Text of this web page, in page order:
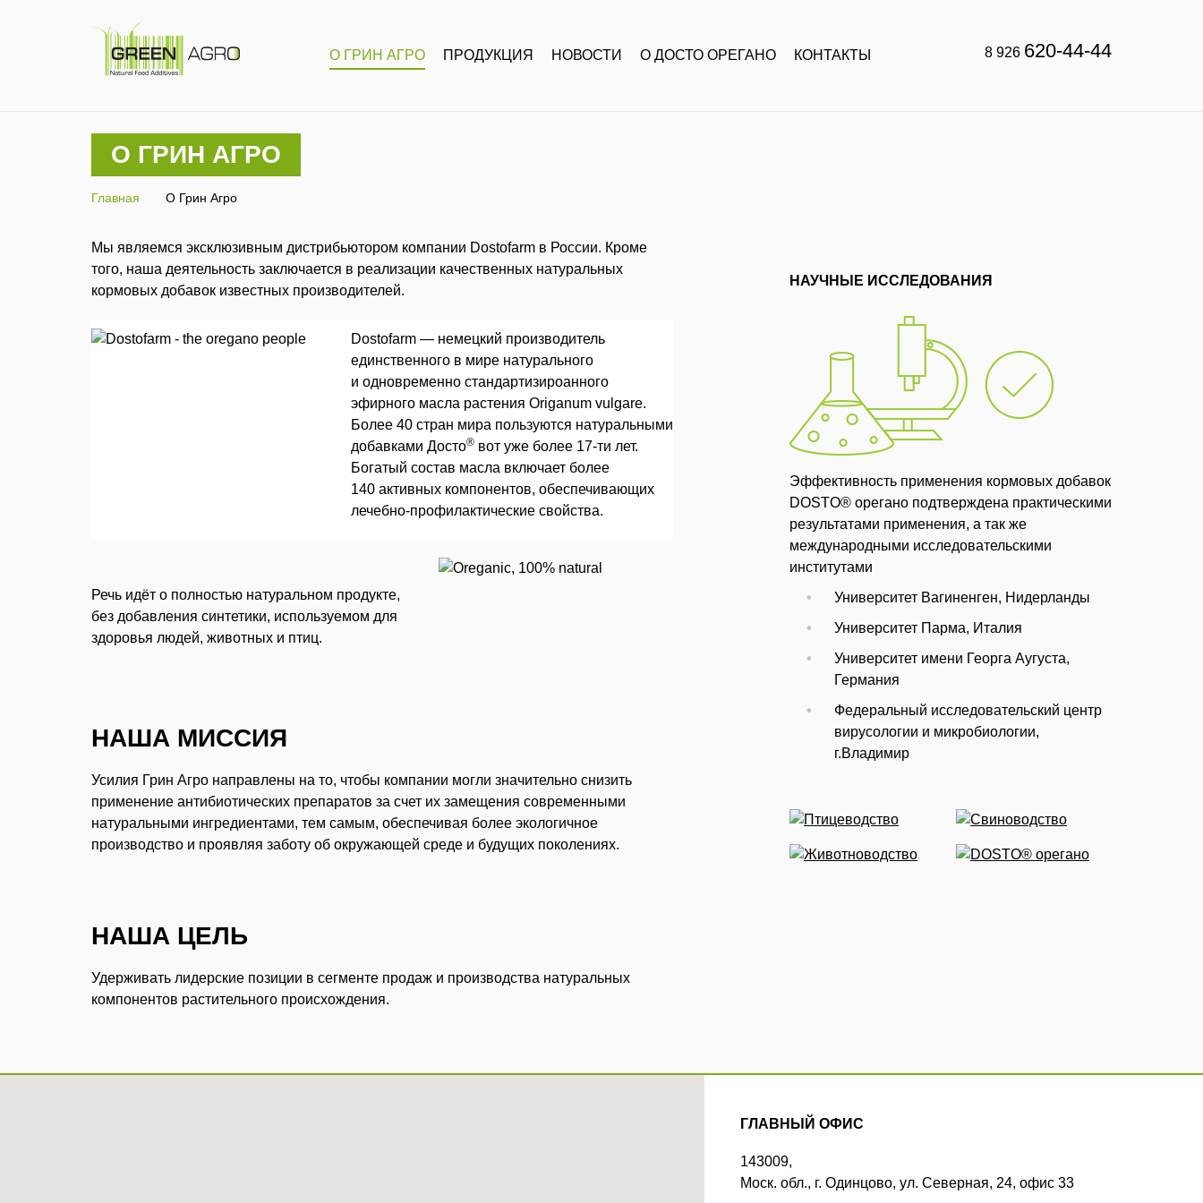
О ГРИН АГРО ПРОДУКЦИЯ НОВОСТИ О ДОСТО ОРЕГАНО КОНТАКТЫ 8 926 620-44-44
О ГРИН АГРО
Главная О Грин Агро
Мы являемся эксклюзивным дистрибьютором компании Dostofarm в России. Кроме
того, наша деятельность заключается в реализации качественных натуральных
кормовых добавок известных производителей.
Dostofarm — немецкий производитель
единственного в мире натурального
и одновременно стандартизироанного
эфирного масла растения Origanum vulgare.
Более 40 стран мира пользуются натуральными
добавками Досто® вот уже более 17-ти лет.
Богатый состав масла включает более
140 активных компонентов, обеспечивающих
лечебно-профилактические свойства.
Речь идёт о полностью натуральном продукте,
без добавления синтетики, используемом для
здоровья людей, животных и птиц.
НАША МИССИЯ
Усилия Грин Агро направлены на то, чтобы компании могли значительно снизить
применение антибиотических препаратов за счет их замещения современными
натуральными ингредиентами, тем самым, обеспечивая более экологичное
производство и проявляя заботу об окружающей среде и будущих поколениях.
НАША ЦЕЛЬ
Удерживать лидерские позиции в сегменте продаж и производства натуральных
компонентов растительного происхождения.
НАУЧНЫЕ ИССЛЕДОВАНИЯ
Эффективность применения кормовых добавок
DOSTO® орегано подтверждена практическими
результатами применения, а так же
международными исследовательскими
институтами
Университет Вагиненген, Нидерланды
Университет Парма, Италия
Университет имени Георга Аугуста,
Германия
Федеральный исследовательский центр
вирусологии и микробиологии,
г.Владимир
ГЛАВНЫЙ ОФИС
143009,
Моск. обл., г. Одинцово, ул. Северная, 24, офис 33